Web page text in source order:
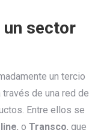
un sector
un tercio
través de una red de
Entre ellos se
, o Transco, que